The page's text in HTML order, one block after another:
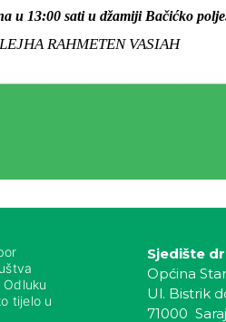
u 13:00 sati u džamiji Bačićko
RAHMETEN VASIAH
tijelo u
Sjedište
Općina
Ul. Bistrik
71000